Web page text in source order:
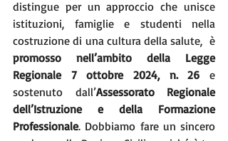
distingue per un approccio che unisce
istituzioni, famiglie e studenti nella
costruzione di una cultura della salute, è
promosso nell’ambito della Legge
Regionale 7 ottobre 2024, n. 26 e
sostenuto dall’Assessorato Regionale
dell’Istruzione e della Formazione
Professionale. Dobbiamo fare un sincero